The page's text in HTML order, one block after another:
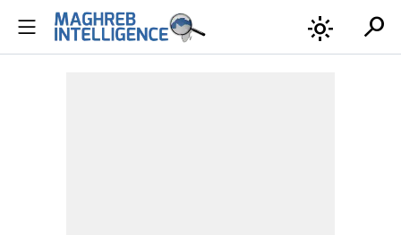
light_mode search